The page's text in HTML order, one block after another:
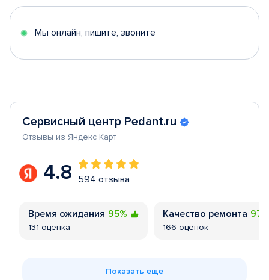
5
Мы онлайн, пишите, звоните
Сервисный центр Pedant.ru
Отзывы из Яндекс Карт
4.8 594 отзыва
Время ожидания 95%
131 оценка
Качество ремонта
166 оценок
Показать еще